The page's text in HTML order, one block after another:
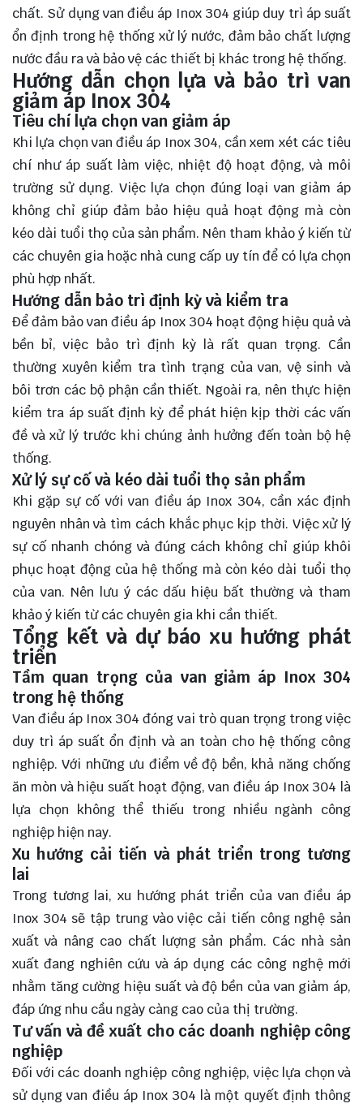
chất. Sử dụng van điều áp Inox 304 giúp duy trì áp suất
ổn định trong hệ thống xử lý nước, đảm bảo chất lượng
nước đầu ra và bảo vệ các thiết bị khác trong hệ thống.
Hướng dẫn chọn lựa và bảo trì van
giảm áp Inox 304
Tiêu chí lựa chọn van giảm áp
Khi lựa chọn van điều áp Inox 304, cần xem xét các tiêu
chí như áp suất làm việc, nhiệt độ hoạt động, và môi
trường sử dụng. Việc lựa chọn đúng loại van giảm áp
không chỉ giúp đảm bảo hiệu quả hoạt động mà còn
kéo dài tuổi thọ của sản phẩm. Nên tham khảo ý kiến từ
các chuyên gia hoặc nhà cung cấp uy tín để có lựa chọn
phù hợp nhất.
Hướng dẫn bảo trì định kỳ và kiểm tra
Để đảm bảo van điều áp Inox 304 hoạt động hiệu quả và
bền bỉ, việc bảo trì định kỳ là rất quan trọng. Cần
thường xuyên kiểm tra tình trạng của van, vệ sinh và
bôi trơn các bộ phận cần thiết. Ngoài ra, nên thực hiện
kiểm tra áp suất định kỳ để phát hiện kịp thời các vấn
đề và xử lý trước khi chúng ảnh hưởng đến toàn bộ hệ
thống.
Xử lý sự cố và kéo dài tuổi thọ sản phẩm
Khi gặp sự cố với van điều áp Inox 304, cần xác định
nguyên nhân và tìm cách khắc phục kịp thời. Việc xử lý
sự cố nhanh chóng và đúng cách không chỉ giúp khôi
phục hoạt động của hệ thống mà còn kéo dài tuổi thọ
của van. Nên lưu ý các dấu hiệu bất thường và tham
khảo ý kiến từ các chuyên gia khi cần thiết.
Tổng kết và dự báo xu hướng phát
triển
Tầm quan trọng của van giảm áp Inox 304
trong hệ thống
Van điều áp Inox 304 đóng vai trò quan trọng trong việc
duy trì áp suất ổn định và an toàn cho hệ thống công
nghiệp. Với những ưu điểm về độ bền, khả năng chống
ăn mòn và hiệu suất hoạt động, van điều áp Inox 304 là
lựa chọn không thể thiếu trong nhiều ngành công
nghiệp hiện nay.
Xu hướng cải tiến và phát triển trong tương
lai
Trong tương lai, xu hướng phát triển của van điều áp
Inox 304 sẽ tập trung vào việc cải tiến công nghệ sản
xuất và nâng cao chất lượng sản phẩm. Các nhà sản
xuất đang nghiên cứu và áp dụng các công nghệ mới
nhằm tăng cường hiệu suất và độ bền của van giảm áp,
đáp ứng nhu cầu ngày càng cao của thị trường.
Tư vấn và đề xuất cho các doanh nghiệp công
nghiệp
Đối với các doanh nghiệp công nghiệp, việc lựa chọn và
sử dụng van điều áp Inox 304 là một quyết định thông